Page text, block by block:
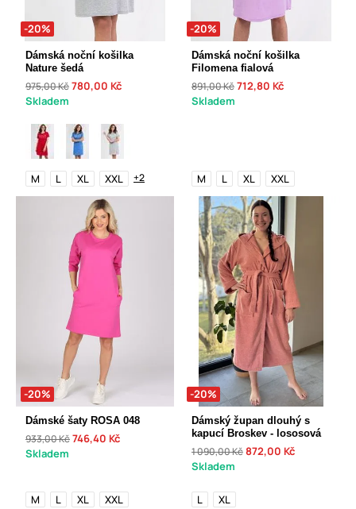
-20%
Dámská noční košilka
Nature šedá
975,00 Kč780,00 Kč
Skladem
M L XL XXL +2
-20%
Dámská noční košilka
Filomena fialová
891,00 Kč712,80 Kč
Skladem
M L XL XXL
-20%
Dámské šaty ROSA 048
933,00 Kč746,40 Kč
Skladem
M L XL XXL
-20%
Dámský župan dlouhý s
kapucí Broskev - lososová
1 090,00 Kč872,00 Kč
Skladem
L XL